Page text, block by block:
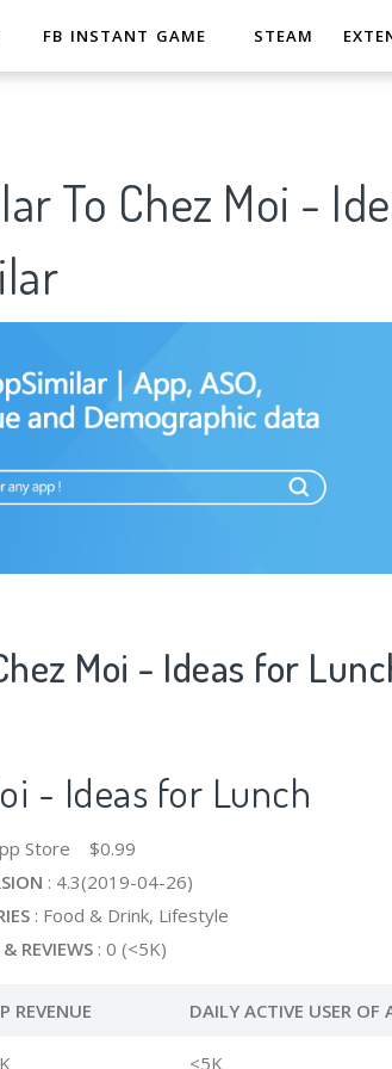
FB INSTANT GAME STEAM
To Chez Moi -
Moi - Ideas for
- Ideas for Lunch
Store $0.99
: 4.3(2019-04-26)
: Food & Drink, Lifestyle
REVIEWS : 0 (<5K)
REVENUE DAILY ACTIVE USER OF
<5K